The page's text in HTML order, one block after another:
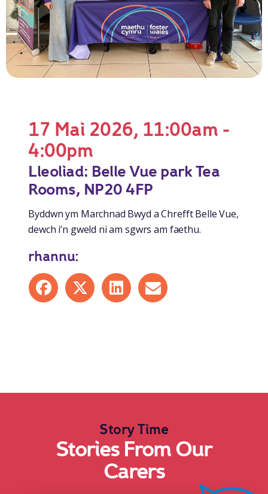
17 Mai 2026, 11:00am -
4:00pm
Lleoliad: Belle Vue park Tea
Rooms, NP20 4FP
Byddwn ym Marchnad Bwyd a Chrefft Belle Vue,
dewch i’n gweld ni am sgwrs am faethu.
rhannu:
Share on Facebook
Share on XShare on LinkedIn
Share by mail
Story Time
Stories From Our
Carers